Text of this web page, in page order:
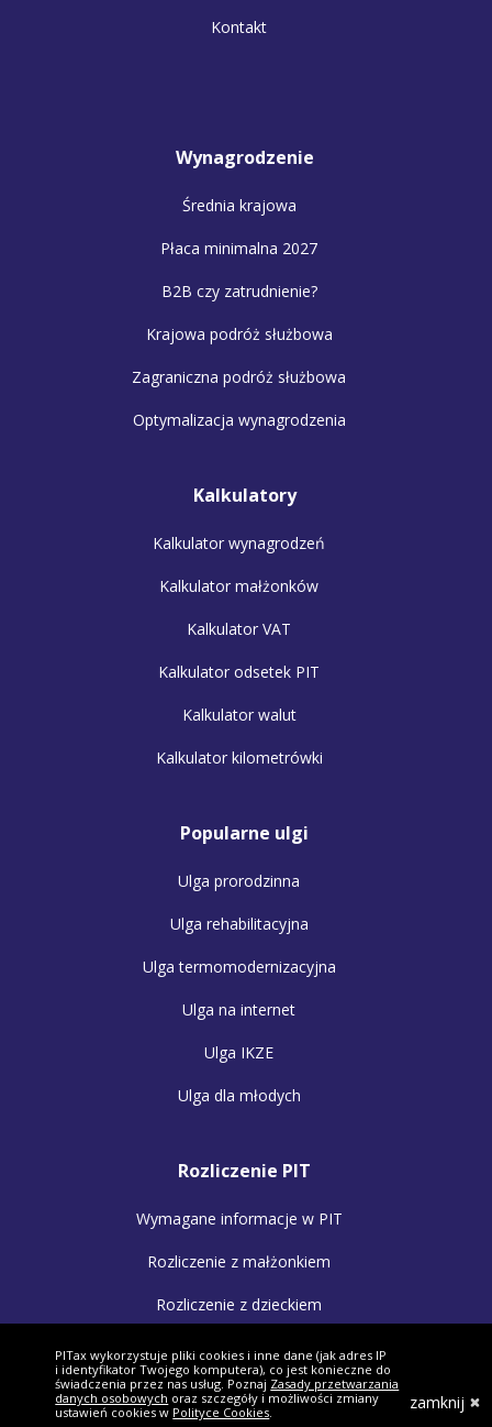
Kontakt
Wynagrodzenie
Średnia krajowa
Płaca minimalna 2027
B2B czy zatrudnienie?
Krajowa podróż służbowa
Zagraniczna podróż służbowa
Optymalizacja wynagrodzenia
Kalkulatory
Kalkulator wynagrodzeń
Kalkulator małżonków
Kalkulator VAT
Kalkulator odsetek PIT
Kalkulator walut
Kalkulator kilometrówki
Popularne ulgi
Ulga prorodzinna
Ulga rehabilitacyjna
Ulga termomodernizacyjna
Ulga na internet
Ulga IKZE
Ulga dla młodych
Rozliczenie PIT
Wymagane informacje w PIT
Rozliczenie z małżonkiem
Rozliczenie z dzieckiem
Kwota wolna od podatku
Koszty uzyskania przychodu
PITax wykorzystuje pliki cookies i inne dane (jak adres IP
i identyfikator Twojego komputera), co jest konieczne do
świadczenia przez nas usług. Poznaj Zasady przetwarzania
danych osobowych oraz szczegóły i możliwości zmiany
ustawień cookies w Polityce Cookies. zamknij